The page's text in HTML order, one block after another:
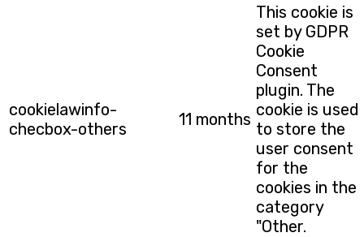
cookielawinfo-
checbox-others
11 months
This cookie is
set by GDPR
Cookie
Consent
plugin. The
cookie is used
to store the
user consent
for the
cookies in the
category
"Other.